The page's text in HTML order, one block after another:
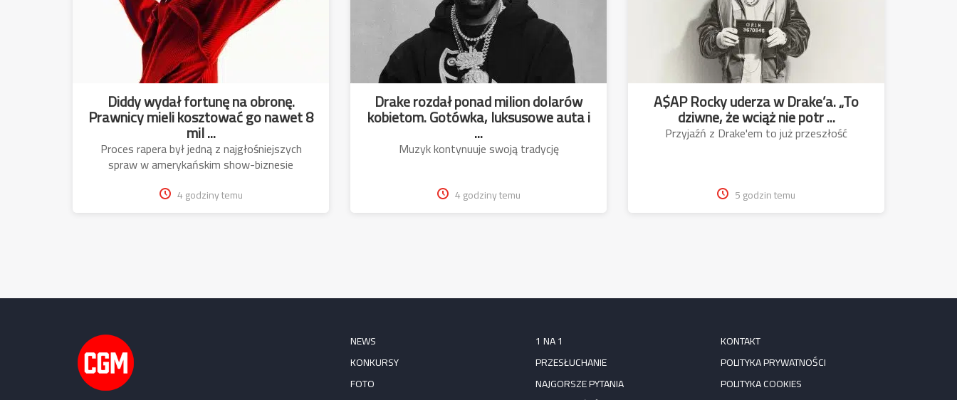
Diddy wydał fortunę na obronę.
Prawnicy mieli kosztować go nawet 8
mil ...
Proces rapera był jedną z najgłośniejszych
spraw w amerykańskim show-biznesie
4 godziny temu
Drake rozdał ponad milion dolarów
kobietom. Gotówka, luksusowe auta i
...
Muzyk kontynuuje swoją tradycję
4 godziny temu
A$AP Rocky uderza w Drake’a. „To
dziwne, że wciąż nie potr ...
Przyjaźń z Drake'em to już przeszłość
5 godzin temu
NEWS
KONKURSY
FOTO
1 NA 1
PRZESŁUCHANIE
NAJGORSZE PYTANIA
KONTAKT
POLITYKA PRYWATNOŚCI
POLITYKA COOKIES